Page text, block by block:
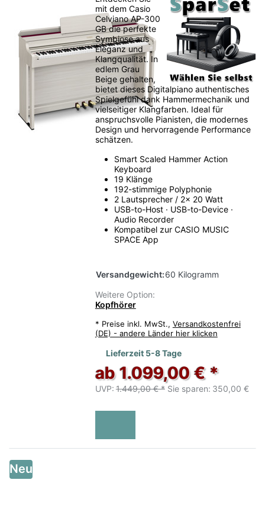
mit dem Casio
Celviano AP-300
GB die perfekte
Symbiose aus
Eleganz und
Klangqualität. In
edlem Grau
Beige gehalten,
bietet dieses Digitalpiano authentisches
Spielgefühl dank Hammermechanik und
vielseitiger Klangfarben. Ideal für
anspruchsvolle Pianisten, die modernes
Design und hervorragende Performance
schätzen.
Smart Scaled Hammer Action
Keyboard
19 Klänge
192-stimmige Polyphonie
2 Lautsprecher / 2x 20 Watt
USB-to-Host · USB-to-Device ·
Audio Recorder
Kompatibel zur CASIO MUSIC
SPACE App
Versandgewicht:60 Kilogramm
Weitere Option:
Kopfhörer
* Preise inkl. MwSt., Versandkostenfrei
(DE) - andere Länder hier klicken
Lieferzeit 5-8 Tage
ab 1.099,00 € *
UVP: 1.449,00 € * Sie sparen: 350,00 €
Neu